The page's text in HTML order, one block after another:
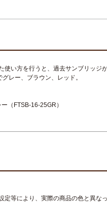
い方を行うと、過去サンブリッジ
レー、ブラウン、レッド。
（FTSB-16-25GR）
等により、実際の商品の色と異な